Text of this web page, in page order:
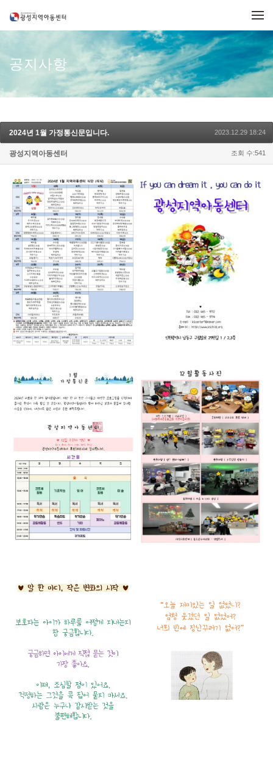
공지사항
2024년 1월 가정통신문입니다. 2023.12.29 18:24
광성지역아동센터 조회 수:541